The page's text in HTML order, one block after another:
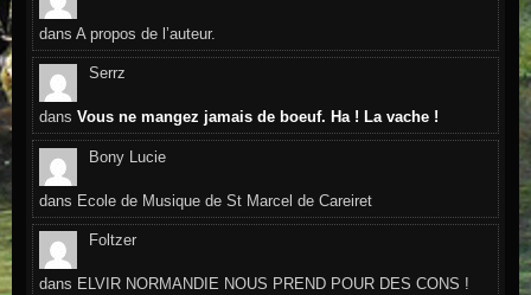
dansA propos de l’auteur.
Serrz
dansVous ne mangez jamais de boeuf. Ha ! La vache !
Bony Lucie
dans Ecole de Musique de St Marcel de Careiret
Foltzer
dans ELVIR NORMANDIE NOUS PREND POUR DES CONS !